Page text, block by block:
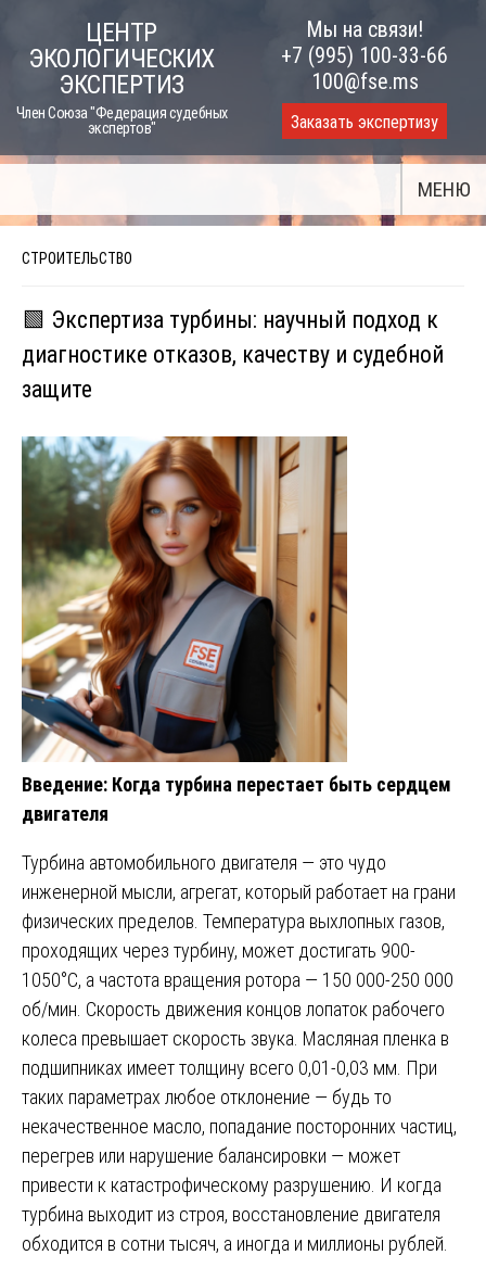
content
ЦЕНТР
ЭКОЛОГИЧЕСКИХ
ЭКСПЕРТИЗ
Член Союза "Федерация судебных
экспертов"
Мы на связи!
+7 (995) 100-33-66
100@fse.ms
Заказать экспертизу
МЕНЮ
СТРОИТЕЛЬСТВО
🟩 Экспертиза турбины: научный подход к
диагностике отказов, качеству и судебной
защите
Введение: Когда турбина перестает быть сердцем
двигателя
Турбина автомобильного двигателя — это чудо
инженерной мысли, агрегат, который работает на грани
физических пределов. Температура выхлопных газов,
проходящих через турбину, может достигать 900-
1050°C, а частота вращения ротора — 150 000-250 000
об/мин. Скорость движения концов лопаток рабочего
колеса превышает скорость звука. Масляная пленка в
подшипниках имеет толщину всего 0,01-0,03 мм. При
таких параметрах любое отклонение — будь то
некачественное масло, попадание посторонних частиц,
перегрев или нарушение балансировки — может
привести к катастрофическому разрушению. И когда
турбина выходит из строя, восстановление двигателя
обходится в сотни тысяч, а иногда и миллионы рублей.